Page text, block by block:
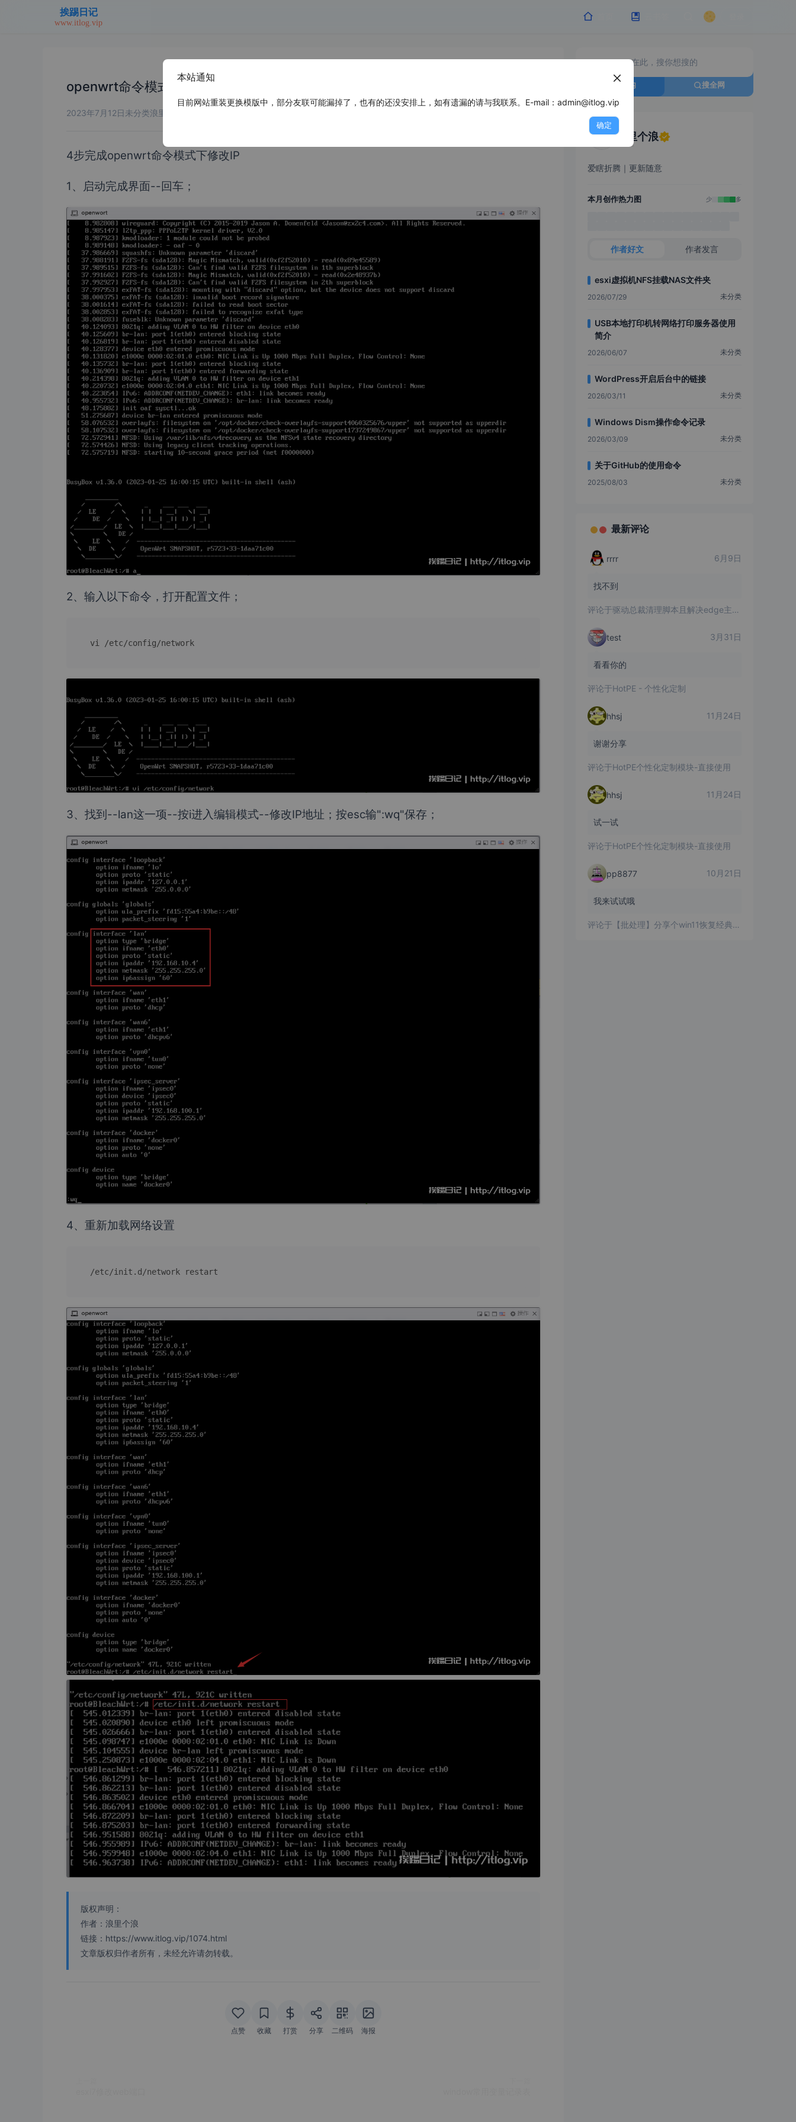
openwrt命令模式下修改IP
2023年7月12日未分类浪里个浪
4步完成openwrt命令模式下修改IP
1、启动完成界面--回车；
2、输入以下命令，打开配置文件；
vi /etc/config/network
3、找到--lan这一项--按i进入编辑模式--修改IP地址；按esc输":wq"保存；
4、重新加载网络设置
/etc/init.d/network restart
版权声明：
作者：浪里个浪
链接：https://www.itlog.vip/1074.html
文章版权归作者所有，未经允许请勿转载。
点赞 收藏 打赏 分享 二维码 海报
搜站内 搜全网
浪里个浪
爱瞎折腾｜更新随意
本月创作热力图 少 多
作者好文 作者发言
esxi虚拟机NFS挂载NAS文件夹
2026/07/29 未分类
USB本地打印机转网络打印服务器使用
简介
2026/06/07 未分类
WordPress开启后台中的链接
2026/03/11 未分类
Windows Dism操作命令记录
2026/03/09 未分类
关于GitHub的使用命令
2025/08/03 未分类
最新评论
rrrr 6月9日
找不到
评论于驱动总裁清理脚本且解决edge主页被改问题
test 3月31日
看看你的
评论于HotPE - 个性化定制
hhsj 11月24日
谢谢分享
评论于HotPE个性化定制模块-直接使用
hhsj 11月24日
试一试
评论于HotPE个性化定制模块-直接使用
pp8877 10月21日
我来试试哦
评论于 【批处理】分享个win11恢复经典右键菜单的批处理
本站通知
目前网站重装更换模版中，部分友联可能漏掉了，也有的还没安排上，如有遗漏的请与我联系。E-mail：admin@itlog.vip
确定